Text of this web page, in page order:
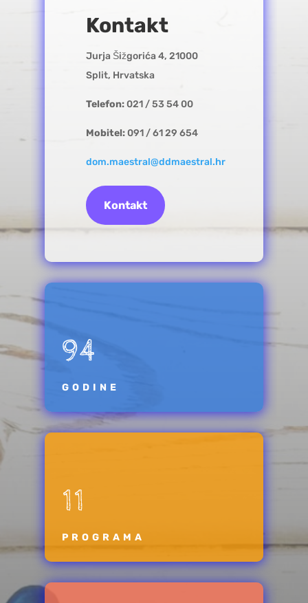
Kontakt
Jurja Šižgorića 4, 21000
Split, Hrvatska
Telefon:021 / 53 54 00
Mobitel:091 / 61 29 654
dom.maestral@ddmaestral.hr
Kontakt
94
GODINE
11
PROGRAMA